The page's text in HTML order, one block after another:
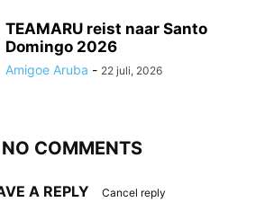
TEAMARU reist naar Santo
Domingo 2026
Amigoe Aruba - 22 juli, 2026
NO COMMENTS
A REPLY Cancel reply